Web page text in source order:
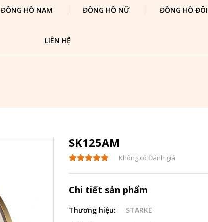
ĐỒNG HỒ NAM ĐỒNG HỒ NỮ ĐỒNG HỒ ĐÔI
LIÊN HỆ
SK125AM
Không có Đánh giá
Chi tiết sản phẩm
Thương hiệu:
STARKE